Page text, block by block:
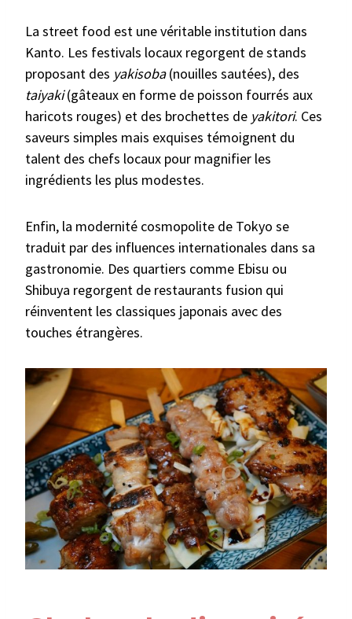
La street food est une véritable institution dans
Kanto. Les festivals locaux regorgent de stands
proposant des yakisoba(nouilles sautées), des
taiyaki(gâteaux en forme de poisson fourrés aux
haricots rouges) et des brochettes de yakitori. Ces
saveurs simples mais exquises témoignent du
talent des chefs locaux pour magnifier les
ingrédients les plus modestes.
Enfin, la modernité cosmopolite de Tokyo se
traduit par des influences internationales dans sa
gastronomie. Des quartiers comme Ebisu ou
Shibuya regorgent de restaurants fusion qui
réinventent les classiques japonais avec des
touches étrangères.